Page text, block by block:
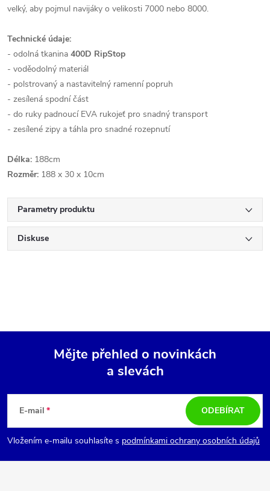
velký, aby pojmul navijáky o velikosti 7000 nebo 8000.
Technické údaje:
- odolná tkanina 400D RipStop
- voděodolný materiál
- polstrovaný a nastavitelný ramenní popruh
- zesílená spodní část
- do ruky padnoucí EVA rukojeť pro snadný transport
- zesílené zipy a táhla pro snadné rozepnutí
Délka: 188cm
Rozměr: 188 x 30 x 10cm
Parametry produktu
Diskuse
p
a
Mějte přehled o novinkách
a slevách
E-mail
Vložením e-mailu souhlasíte s podmínkami ochrany osobních údajů
ODEBÍRAT